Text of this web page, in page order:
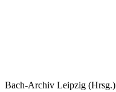
Bach-Archiv Leipzig (Hrsg.)